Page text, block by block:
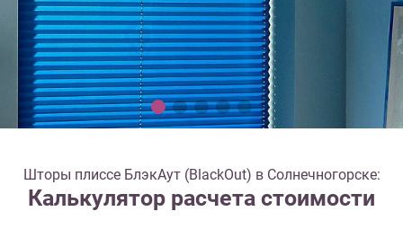
Шторы плиссе БлэкАут (BlackOut) в Солнечногорске:
Калькулятор расчета стоимости